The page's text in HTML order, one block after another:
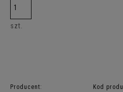
szt.
Producent: Kod